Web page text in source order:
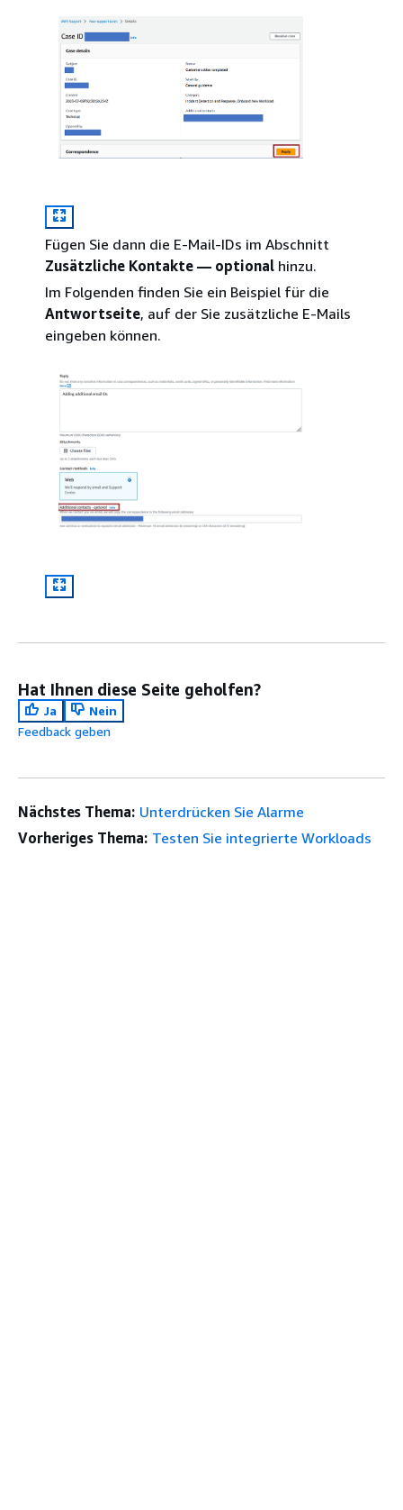
Fügen Sie dann die E-Mail-IDs im Abschnitt
Zusätzliche Kontakte — optional hinzu.
Im Folgenden finden Sie ein Beispiel für die
Antwortseite, auf der Sie zusätzliche E-Mails
eingeben können.
Hat Ihnen diese Seite geholfen?
Ja
Nein
Feedback geben
Nächstes Thema: Unterdrücken Sie Alarme
Vorheriges Thema: Testen Sie integrierte Workloads